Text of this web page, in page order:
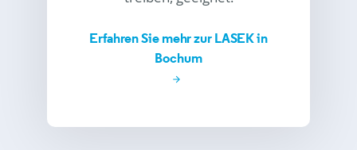
Erfahren Sie mehr zur LASEK in
Bochum